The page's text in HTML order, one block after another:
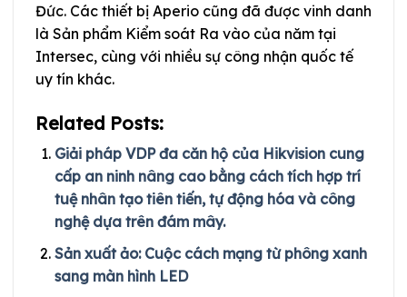
Đức. Các thiết bị Aperio cũng đã được vinh danh
là Sản phẩm Kiểm soát Ra vào của năm tại
Intersec, cùng với nhiều sự công nhận quốc tế
uy tín khác.
Related Posts:
Giải pháp VDP đa căn hộ của Hikvision cung
cấp an ninh nâng cao bằng cách tích hợp trí
tuệ nhân tạo tiên tiến, tự động hóa và công
nghệ dựa trên đám mây.
Sản xuất ảo: Cuộc cách mạng từ phông xanh
sang màn hình LED